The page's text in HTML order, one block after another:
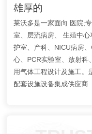
雄厚的
莱沃多是一家面向 医院;
室、层流病房、 生殖中
护室、产科、NICU病房
心、PCR实验室、放射科
用气体工程设计及施工。
配套设施设备集成供应商